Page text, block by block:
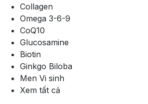
Collagen
Omega 3-6-9
CoQ10
Glucosamine
Biotin
Ginkgo Biloba
Men Vi sinh
Xem tất cả